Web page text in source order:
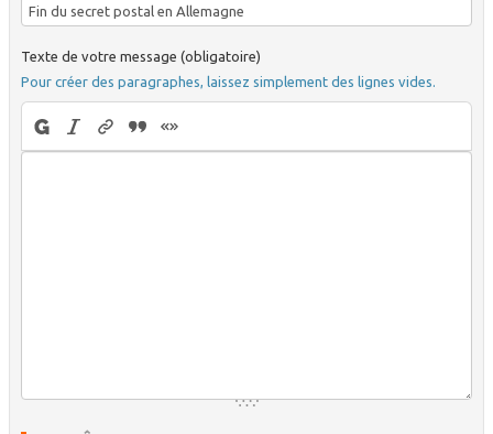
Texte de votre message (obligatoire)
Pour créer des paragraphes, laissez simplement des lignes vides.